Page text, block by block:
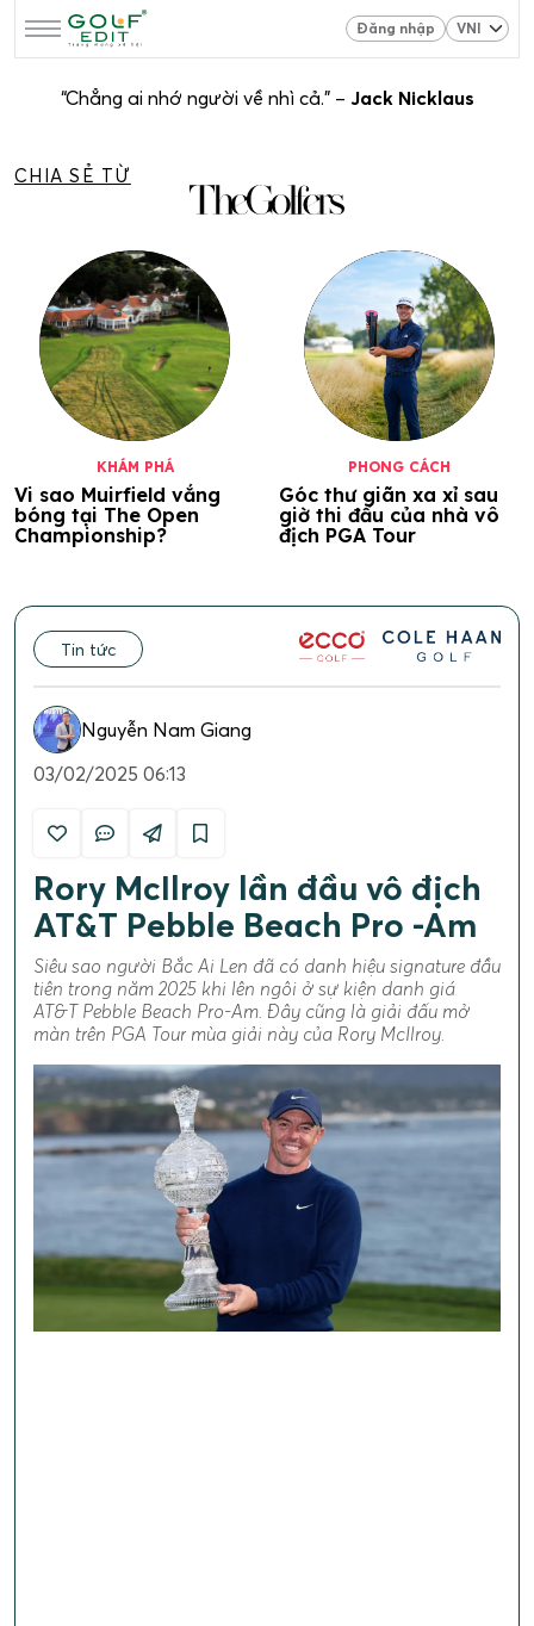
Đăng nhập
“Chẳng ai nhớ người về nhì cả.” – Jack Nicklaus
CHIA SẺ TỪ
KHÁM PHÁ
Vi sao Muirfield vắng
bóng tại The Open
Championship?
PHONG CÁCH
Góc thư giãn xa xỉ sau
giờ thi đấu của nhà vô
địch PGA Tour
Tin tức
Nguyễn Nam Giang
03/02/2025 06:13
Rory McIlroy lần đầu vô địch
AT&T Pebble Beach Pro -Am
Siêu sao người Bắc Ai Len đã có danh hiệu signature đầu
tiên trong năm 2025 khi lên ngôi ở sự kiện danh giá
AT&T Pebble Beach Pro-Am. Đây cũng là giải đấu mở
màn trên PGA Tour mùa giải này của Rory McIlroy.